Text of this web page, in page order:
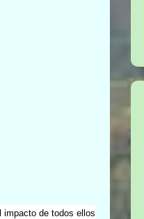
impacto de todos ellos